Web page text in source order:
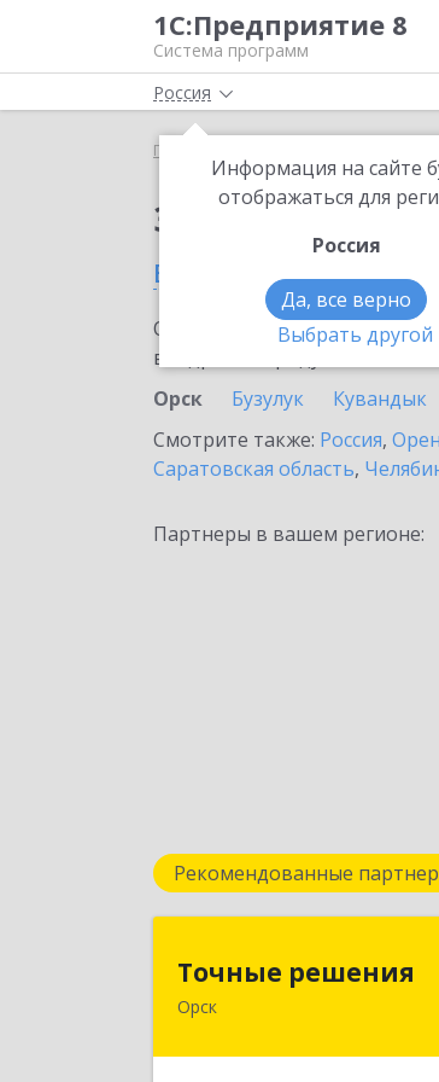
1С:Предприятие 8
Система программ
Россия
Информация на сайте
отображаться для
Россия
Да, все верно
Выбрать другой
Главная
Заказать
в Орске
Ознакомьтесь с
внедрение продукта.
Орск
Бузулук Кувандык
Смотрите также: Россия,
Саратовская область,
Партнеры в вашем регионе:
Рекомендованные
Точные решения
Орск